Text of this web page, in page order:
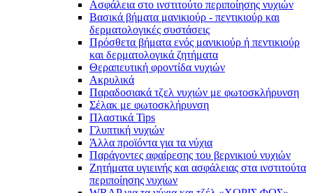
Ασφάλεια στο ινστιτούτο περιποίησης νυχιών
Βασικά βήματα μανικιούρ - πεντικιούρ και
δερματολογικές συστάσεις
Πρόσθετα βήματα ενός μανικιούρ ή πεντικιούρ
και δερματολογικά ζητήματα
Θεραπευτική φροντίδα νυχιών
Ακρυλικά
Παραδοσιακά τζελ νυχιών με φωτοσκλήρυνση
Σέλακ με φωτοσκλήρυνση
Πλαστικά Tips
Γλυπτική νυχιών
Άλλα προϊόντα για τα νύχια
Παράγοντες αφαίρεσης του βερνικιού νυχιών
Ζητήματα υγιεινής και ασφάλειας στα ινστιτούτα
περιποίησης νυχιων